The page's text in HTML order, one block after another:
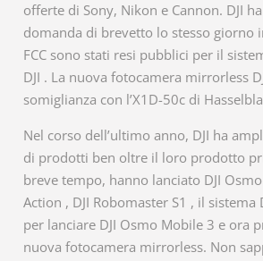
offerte di Sony, Nikon e Cannon. DJI
domanda di brevetto lo stesso giorno
FCC sono stati resi pubblici per il
DJI . La nuova fotocamera mirrorless
somiglianza con l’X1D-50c di
Nel corso dell’ultimo anno, DJI ha
di prodotti ben oltre il loro prodotto
breve tempo, hanno lanciato DJI
Action , DJI Robomaster S1 , il sistema
per lanciare DJI Osmo Mobile 3 e ora
nuova fotocamera mirrorless. Non